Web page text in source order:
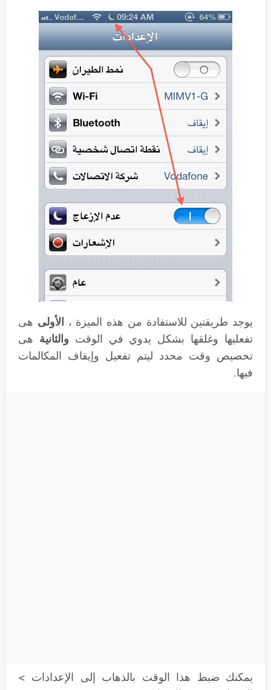
يوجد طريقتين للاستفادة من هذه الميزة ، الأولى هى
تفعليها وغلقها بشكل يدوي في الوقت والثانية هى
تخصيص وقت محدد ليتم تفعيل وإيقاف المكالمات
فيها.
يمكنك ضبط هذا الوقت بالذهاب إلى الإعدادات >